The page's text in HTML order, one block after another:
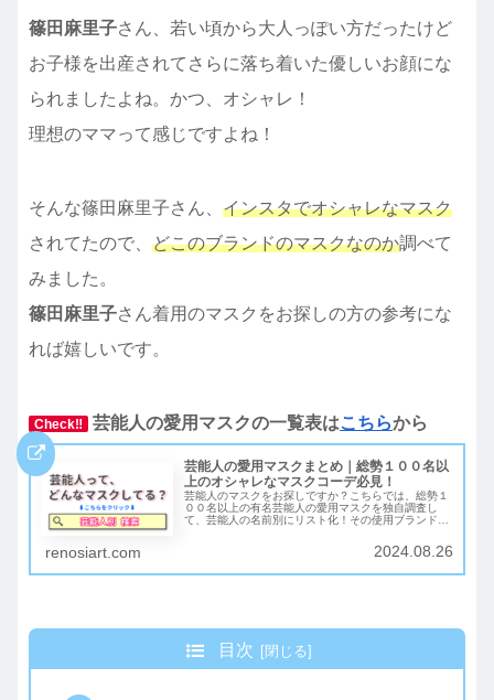
篠田麻里子さん、若い頃から大人っぽい方だったけど
お子様を出産されてさらに落ち着いた優しいお顔にな
られましたよね。かつ、オシャレ！
理想のママって感じですよね！
そんな篠田麻里子さん、 インスタでオシャレなマスク
されてたので、 どこのブランドのマスクなのか調べて
みました。
篠田麻里子さん着用のマスクをお探しの方の参考にな
れば嬉しいです。
Check‼︎ 芸能人の愛用マスクの一覧表はこちらから
芸能人の愛用マスクまとめ｜総勢１００名以
上のオシャレなマスクコーデ必見！
芸能人のマスクをお探しですか？こちらでは、総勢１
００名以上の有名芸能人の愛用マスクを独自調査し
て、芸能人の名前別にリスト化！その使用ブランド
す！ネット検索でもなかなか出てこなかった、あのマ
renosiart.com 2024.08.26
目次